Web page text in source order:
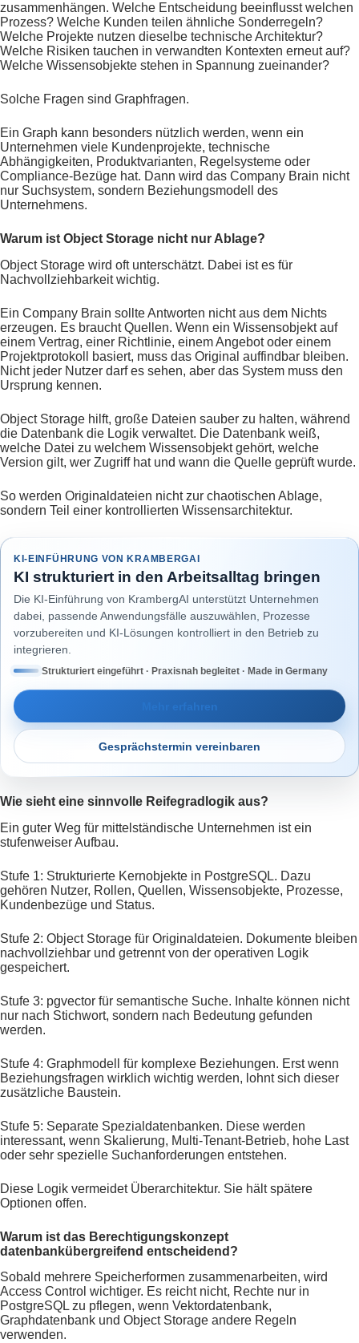
zusammenhängen. Welche Entscheidung beeinflusst welchen
Prozess? Welche Kunden teilen ähnliche Sonderregeln?
Welche Projekte nutzen dieselbe technische Architektur?
Welche Risiken tauchen in verwandten Kontexten erneut auf?
Welche Wissensobjekte stehen in Spannung zueinander?
Solche Fragen sind Graphfragen.
Ein Graph kann besonders nützlich werden, wenn ein
Unternehmen viele Kundenprojekte, technische
Abhängigkeiten, Produktvarianten, Regelsysteme oder
Compliance-Bezüge hat. Dann wird das Company Brain nicht
nur Suchsystem, sondern Beziehungsmodell des
Unternehmens.
Warum ist Object Storage nicht nur Ablage?
Object Storage wird oft unterschätzt. Dabei ist es für
Nachvollziehbarkeit wichtig.
Ein Company Brain sollte Antworten nicht aus dem Nichts
erzeugen. Es braucht Quellen. Wenn ein Wissensobjekt auf
einem Vertrag, einer Richtlinie, einem Angebot oder einem
Projektprotokoll basiert, muss das Original auffindbar bleiben.
Nicht jeder Nutzer darf es sehen, aber das System muss den
Ursprung kennen.
Object Storage hilft, große Dateien sauber zu halten, während
die Datenbank die Logik verwaltet. Die Datenbank weiß,
welche Datei zu welchem Wissensobjekt gehört, welche
Version gilt, wer Zugriff hat und wann die Quelle geprüft wurde.
So werden Originaldateien nicht zur chaotischen Ablage,
sondern Teil einer kontrollierten Wissensarchitektur.
KI-EINFÜHRUNG VON KRAMBERGAI
KI strukturiert in den Arbeitsalltag bringen
Die KI-Einführung von KrambergAI unterstützt Unternehmen
dabei, passende Anwendungsfälle auszuwählen, Prozesse
vorzubereiten und KI-Lösungen kontrolliert in den Betrieb zu
integrieren.
Strukturiert eingeführt · Praxisnah begleitet · Made in Germany
Mehr erfahren
Gesprächstermin vereinbaren
Wie sieht eine sinnvolle Reifegradlogik aus?
Ein guter Weg für mittelständische Unternehmen ist ein
stufenweiser Aufbau.
Stufe 1: Strukturierte Kernobjekte in PostgreSQL. Dazu
gehören Nutzer, Rollen, Quellen, Wissensobjekte, Prozesse,
Kundenbezüge und Status.
Stufe 2: Object Storage für Originaldateien. Dokumente bleiben
nachvollziehbar und getrennt von der operativen Logik
gespeichert.
Stufe 3: pgvector für semantische Suche. Inhalte können nicht
nur nach Stichwort, sondern nach Bedeutung gefunden
werden.
Stufe 4: Graphmodell für komplexe Beziehungen. Erst wenn
Beziehungsfragen wirklich wichtig werden, lohnt sich dieser
zusätzliche Baustein.
Stufe 5: Separate Spezialdatenbanken. Diese werden
interessant, wenn Skalierung, Multi-Tenant-Betrieb, hohe Last
oder sehr spezielle Suchanforderungen entstehen.
Diese Logik vermeidet Überarchitektur. Sie hält spätere
Optionen offen.
Warum ist das Berechtigungskonzept
datenbankübergreifend entscheidend?
Sobald mehrere Speicherformen zusammenarbeiten, wird
Access Control wichtiger. Es reicht nicht, Rechte nur in
PostgreSQL zu pflegen, wenn Vektordatenbank,
Graphdatenbank und Object Storage andere Regeln
verwenden.